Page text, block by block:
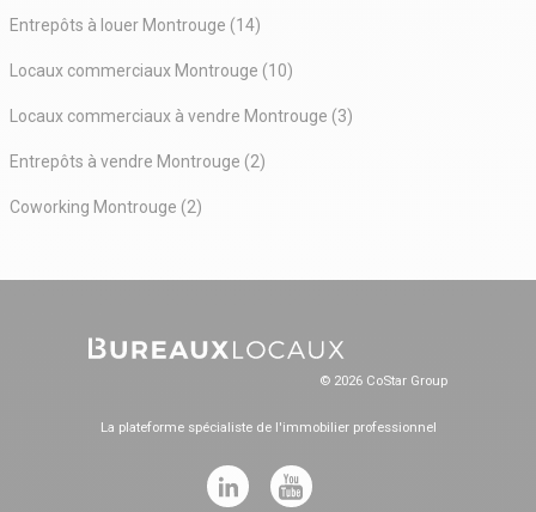
Entrepôts à louer Montrouge (14)
Locaux commerciaux Montrouge (10)
Locaux commerciaux à vendre Montrouge (3)
Entrepôts à vendre Montrouge (2)
Coworking Montrouge (2)
© 2026 CoStar Group
La plateforme spécialiste de l'immobilier professionnel